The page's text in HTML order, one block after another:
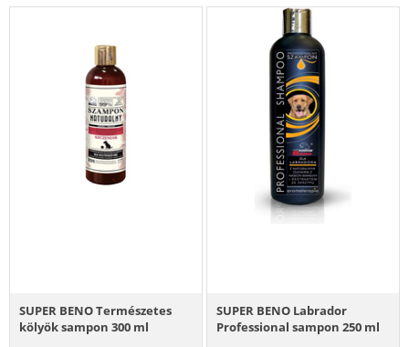
SUPER BENO Természetes
kölyök sampon 300 ml
SUPER BENO Labrador
Professional sampon 250 ml